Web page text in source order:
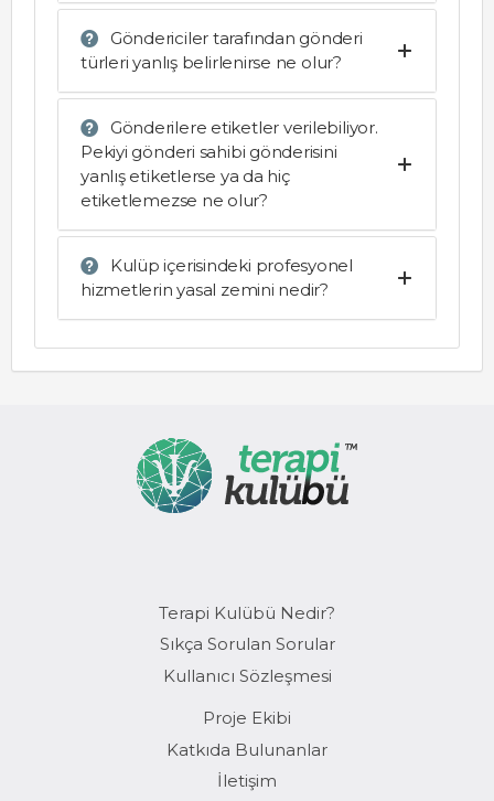
Göndericiler tarafından gönderi
türleri yanlış belirlenirse ne olur?
Gönderilere etiketler verilebiliyor.
Pekiyi gönderi sahibi gönderisini
yanlış etiketlerse ya da hiç
etiketlemezse ne olur?
Kulüp içerisindeki profesyonel
hizmetlerin yasal zemini nedir?
Terapi Kulübü Nedir?
Sıkça Sorulan Sorular
Kullanıcı Sözleşmesi
Proje Ekibi
Katkıda Bulunanlar
İletişim